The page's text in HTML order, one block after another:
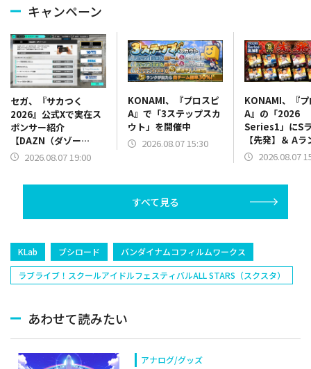
キャンペーン
セガ、『サカつく
2026』公式Xで実在ス
ポンサー紹介
【DAZN（ダゾー
ン）】篇をポスト
2026.08.07 19:00
KONAMI、『プロスピ
A』で「3ステップスカ
ウト」を開催中
2026.08.07 15:30
KONAMI、『
A』の「2026
Series1」にS
【先発】＆ Aラ
【野手】新登
塁手)、持丸泰
捕手)など
2026.08.07
すべて見る
KLab ブシロード
バンダイナムコフィルムワークス
ラブライブ！スクールアイドルフェスティバルALL STARS（スクスタ）
あわせて読みたい
アナログ/グッズ